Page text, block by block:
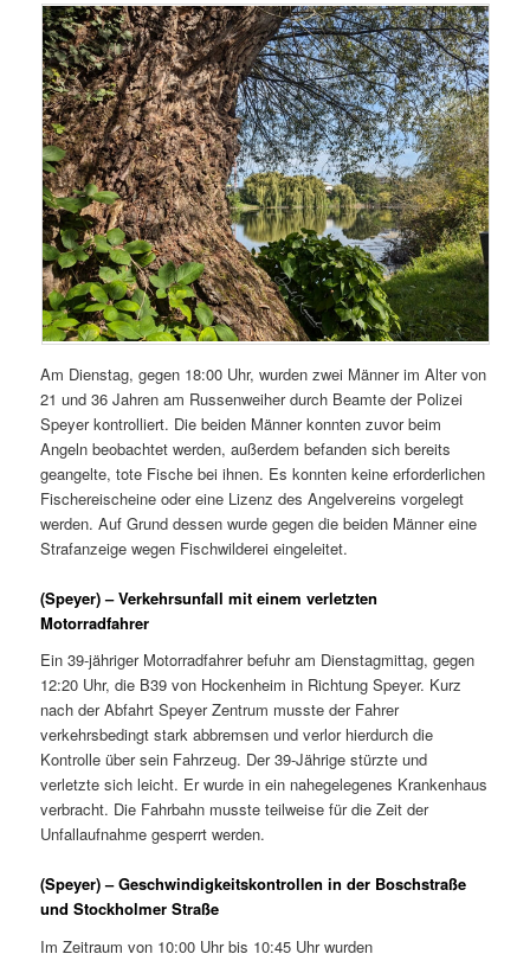
Am Dienstag, gegen 18:00 Uhr, wurden zwei Männer im Alter von
21 und 36 Jahren am Russenweiher durch Beamte der Polizei
Speyer kontrolliert. Die beiden Männer konnten zuvor beim
Angeln beobachtet werden, außerdem befanden sich bereits
geangelte, tote Fische bei ihnen. Es konnten keine erforderlichen
Fischereischeine oder eine Lizenz des Angelvereins vorgelegt
werden. Auf Grund dessen wurde gegen die beiden Männer eine
Strafanzeige wegen Fischwilderei eingeleitet.
(Speyer) – Verkehrsunfall mit einem verletzten
Motorradfahrer
Ein 39-jähriger Motorradfahrer befuhr am Dienstagmittag, gegen
12:20 Uhr, die B39 von Hockenheim in Richtung Speyer. Kurz
nach der Abfahrt Speyer Zentrum musste der Fahrer
verkehrsbedingt stark abbremsen und verlor hierdurch die
Kontrolle über sein Fahrzeug. Der 39-Jährige stürzte und
verletzte sich leicht. Er wurde in ein nahegelegenes Krankenhaus
verbracht. Die Fahrbahn musste teilweise für die Zeit der
Unfallaufnahme gesperrt werden.
(Speyer) – Geschwindigkeitskontrollen in der Boschstraße
und Stockholmer Straße
Im Zeitraum von 10:00 Uhr bis 10:45 Uhr wurden